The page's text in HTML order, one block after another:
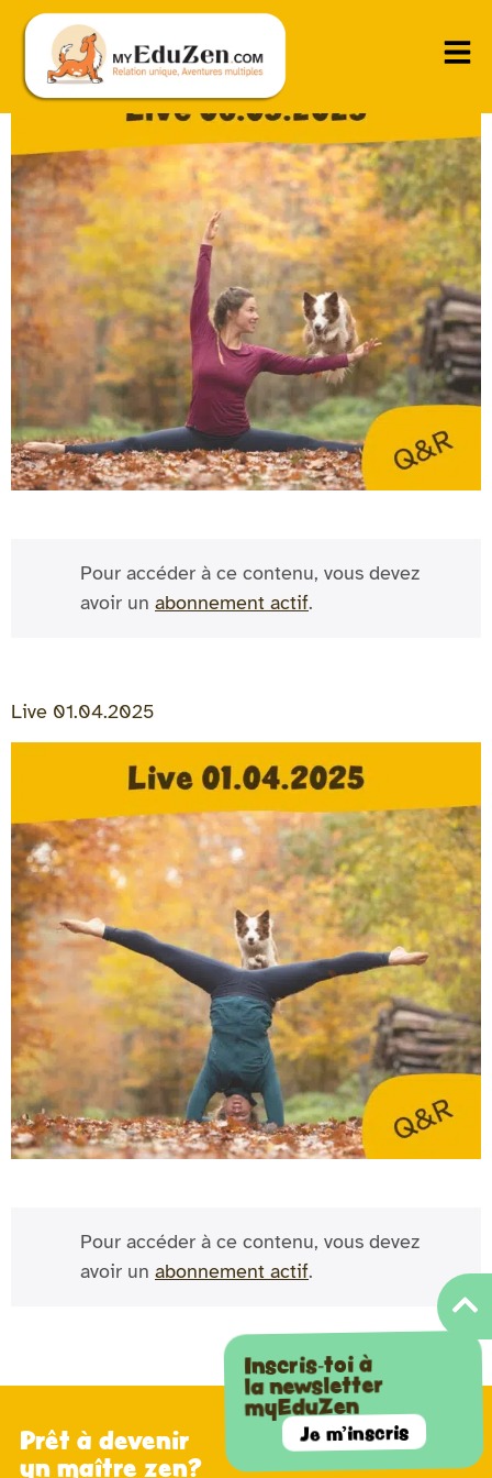
Live 06.05.2025
Pour accéder à ce contenu, vous devez
avoir un abonnement actif.
Live 01.04.2025
Pour accéder à ce contenu, vous devez
avoir un abonnement actif.
Prêt à devenir
un maître zen?
Inscris-toi à
la newsletter
myEduZen
Je m'inscris